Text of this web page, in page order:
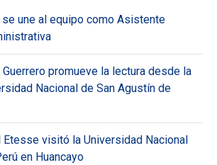
une al equipo como Asistente
Guerrero promueve la lectura desde la
Nacional de San Agustín de
Etesse visitó la Universidad Nacional
en Huancayo